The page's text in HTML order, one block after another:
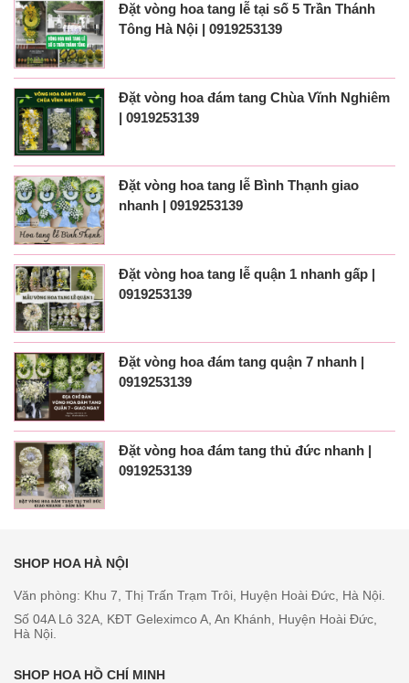
Đặt vòng hoa tang lễ tại số 5 Trần Thánh
Tông Hà Nội | 0919253139
Đặt vòng hoa đám tang Chùa Vĩnh Nghiêm
| 0919253139
Đặt vòng hoa tang lễ Bình Thạnh giao
nhanh | 0919253139
Đặt vòng hoa tang lễ quận 1 nhanh gấp |
0919253139
Đặt vòng hoa đám tang quận 7 nhanh |
0919253139
Đặt vòng hoa đám tang thủ đức nhanh |
0919253139
SHOP HOA HÀ NỘI
Văn phòng: Khu 7, Thị Trấn Trạm Trôi, Huyện Hoài Đức, Hà Nội.
Số 04A Lô 32A, KĐT Geleximco A, An Khánh, Huyện Hoài Đức,
Hà Nội.
SHOP HOA HỒ CHÍ MINH